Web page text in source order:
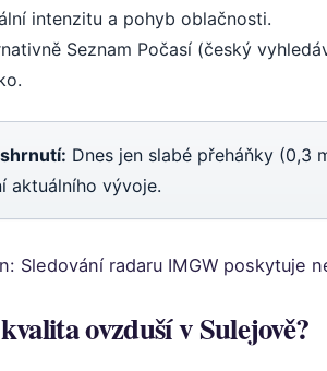
intenzitu a pohyb oblačnosti.
Seznam Počasí (český
Dnes jen slabé přeháňky (0,3
aktuálního vývoje.
Sledování radaru IMGW poskytuje
ovzduší v Sulejově?